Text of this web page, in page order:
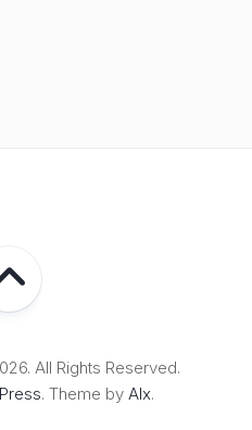
All Rights Reserved.
. Theme by Alx.